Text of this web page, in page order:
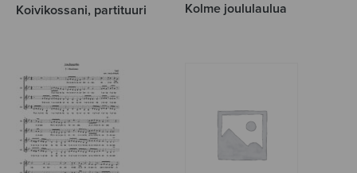
Koivikossani, partituuri Kolme joululaulua